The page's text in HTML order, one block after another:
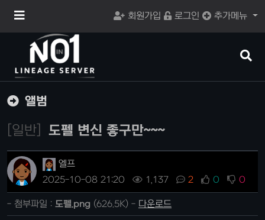
메
회원가입 로그인 추가메뉴
검
버
앨범
[일반] 도펠 변신 좋구만~~~
엘프
2025-10-08 21:20
1,137 2 0 0
- 첨부파일 : 도펠.png (626.5K) - 다운로드